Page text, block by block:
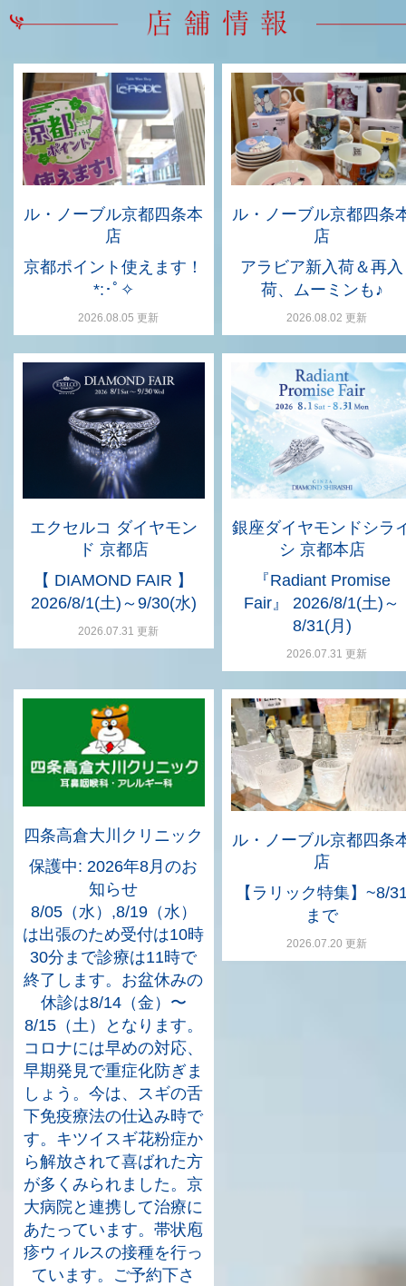
ル・ノーブル京都四条本
店
京都ポイント使えます！
*:･ﾟ✧
2026.08.05 更新
ル・ノーブル京都四条
店
アラビア新入荷＆再入
荷、ムーミンも♪
2026.08.02 更新
エクセルコ ダイヤモン
ド 京都店
【 DIAMOND FAIR 】
2026/8/1(土)～9/30(水)
2026.07.31 更新
銀座ダイヤモンドシラ
シ 京都本店
『Radiant Promise
Fair』 2026/8/1(土)～
8/31(月)
2026.07.31 更新
四条高倉大川クリニック
保護中: 2026年8月のお
知らせ
8/05（水）,8/19（水）
は出張のため受付は10時
30分まで診療は11時で
終了します。お盆休みの
休診は8/14（金）〜
8/15（土）となります。
コロナには早めの対応、
早期発見で重症化防ぎま
しょう。今は、スギの舌
下免疫療法の仕込み時で
す。キツイスギ花粉症か
ら解放されて喜ばれた方
が多くみられました。京
大病院と連携して治療に
あたっています。帯状庖
疹ウィルスの接種を行っ
ています。ご予約下さ
ル・ノーブル京都四条
店
【ラリック特集】~8/
まで
2026.07.20 更新